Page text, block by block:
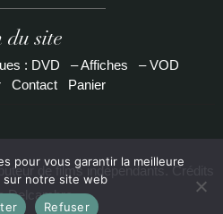
du site
: DVD – Affiches
– VOD
Contact Panier
de films indépendants. Crédits
Delcambre
pour vous garantir la meilleure
sur notre site web
Refuser